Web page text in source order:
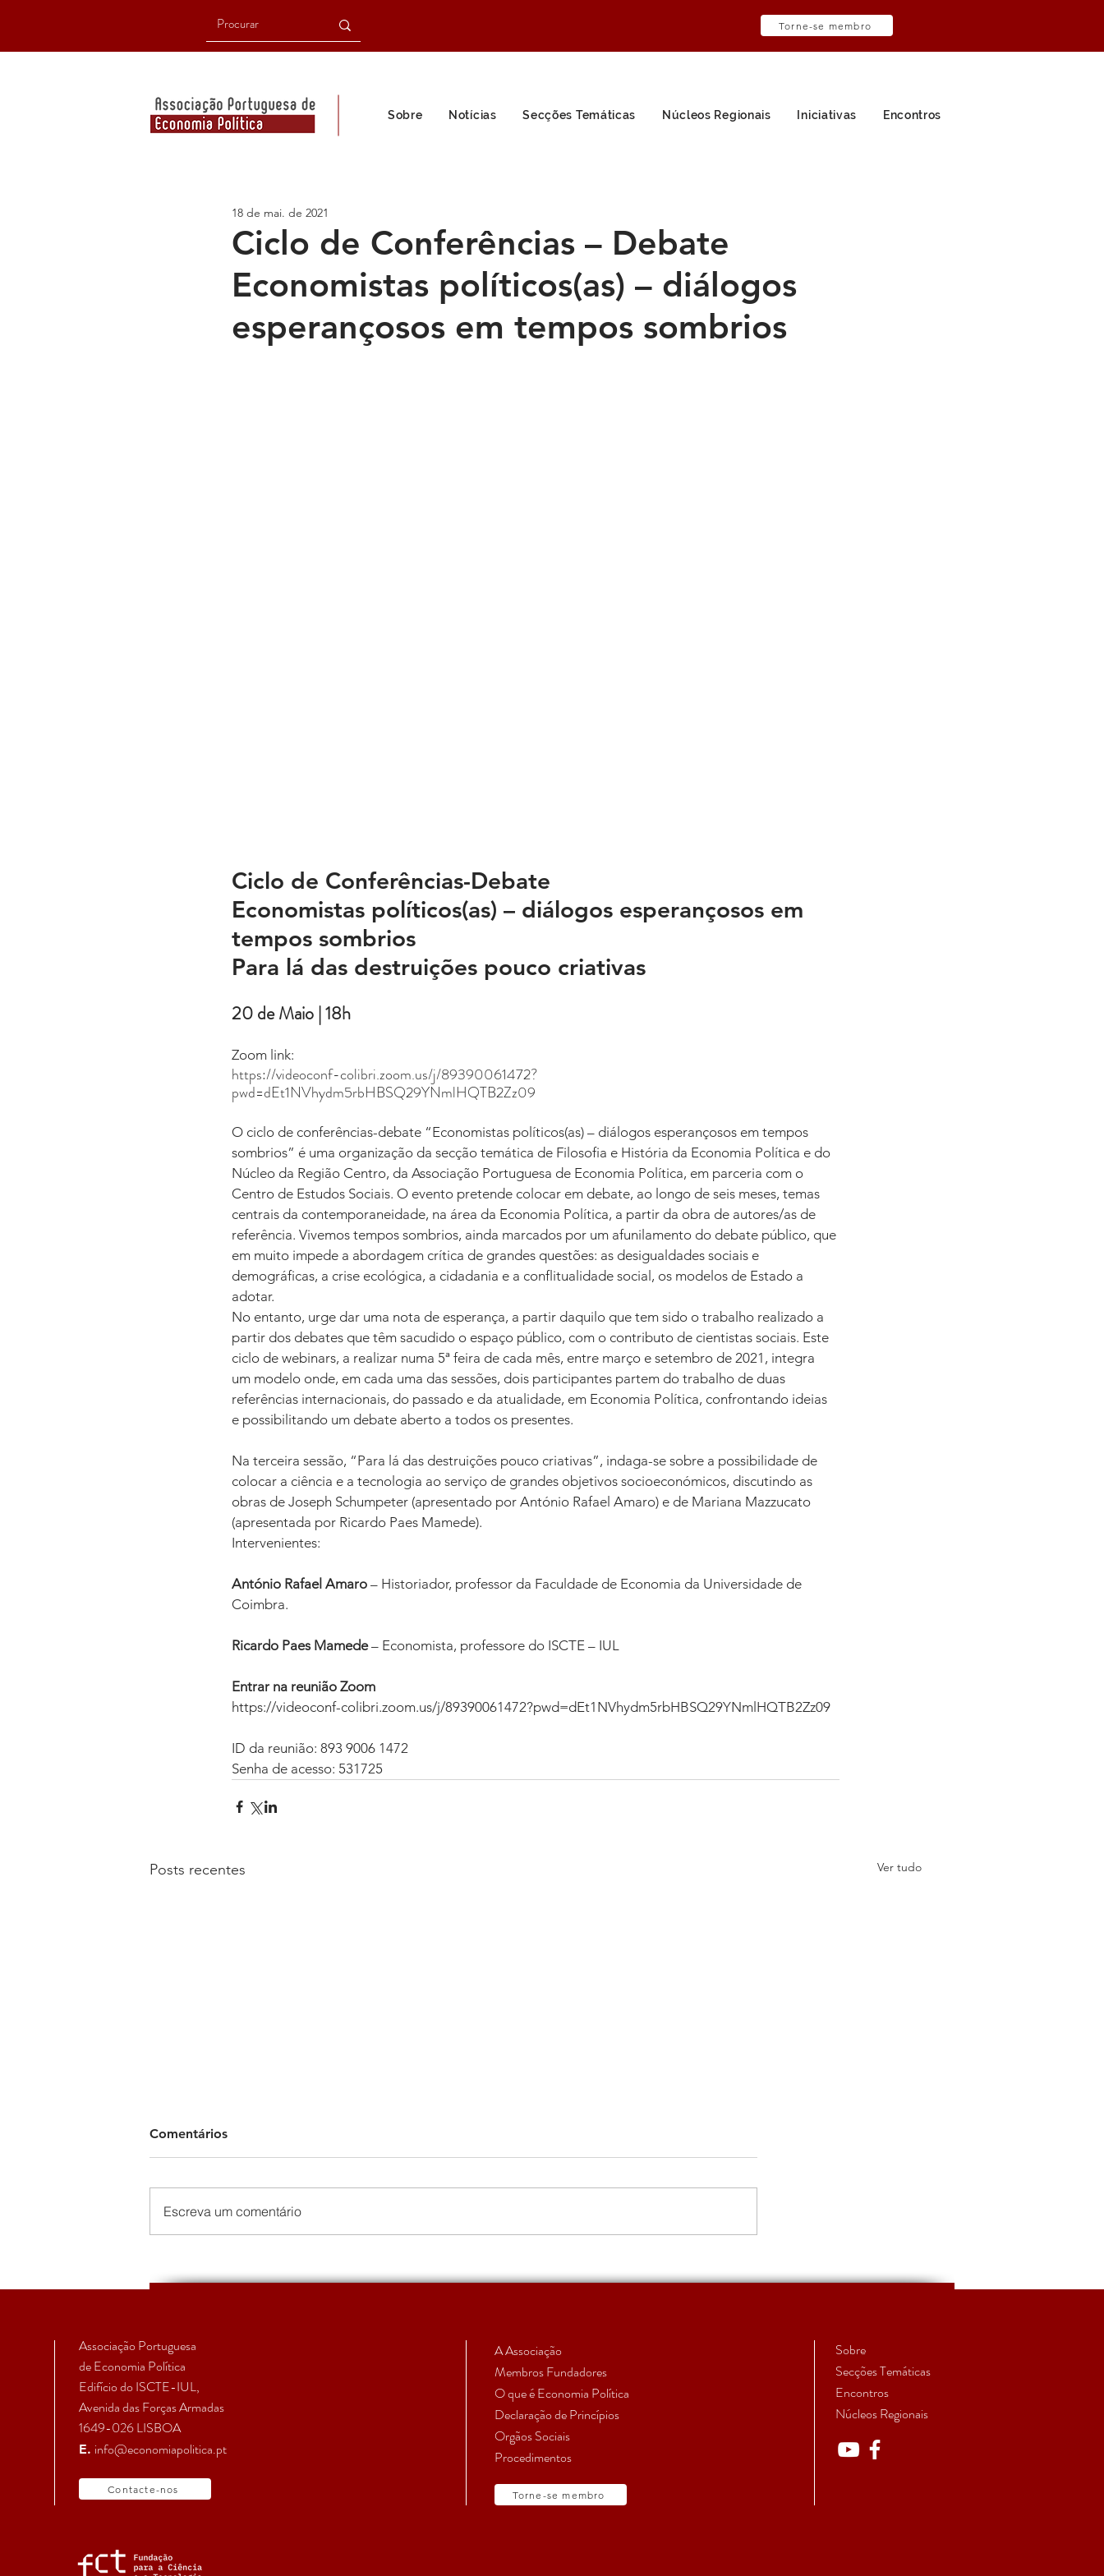
Torne-se membro
Sobre Notícias Secções Temáticas Núcleos Regionais Iniciativas Encontros
Ciclo de Conferências – Debate
Economistas políticos(as) – diálogos
esperançosos em tempos sombrios
18 de mai. de 2021
Ciclo de Conferências-Debate
Economistas políticos(as) – diálogos esperançosos em
tempos sombrios
Para lá das destruições pouco criativas
20 de Maio | 18h
Zoom link:
https://videoconf-colibri.zoom.us/j/89390061472?
pwd=dEt1NVhydm5rbHBSQ29YNmlHQTB2Zz09
O ciclo de conferências-debate “Economistas políticos(as) – diálogos esperançosos em tempos
sombrios” é uma organização da secção temática de Filosofia e História da Economia Política e do
Núcleo da Região Centro, da Associação Portuguesa de Economia Política, em parceria com o
Centro de Estudos Sociais. O evento pretende colocar em debate, ao longo de seis meses, temas
centrais da contemporaneidade, na área da Economia Política, a partir da obra de autores/as de
referência. Vivemos tempos sombrios, ainda marcados por um afunilamento do debate público, que
em muito impede a abordagem crítica de grandes questões: as desigualdades sociais e
demográficas, a crise ecológica, a cidadania e a conflitualidade social, os modelos de Estado a
adotar.
No entanto, urge dar uma nota de esperança, a partir daquilo que tem sido o trabalho realizado a
partir dos debates que têm sacudido o espaço público, com o contributo de cientistas sociais. Este
ciclo de webinars, a realizar numa 5ª feira de cada mês, entre março e setembro de 2021, integra
um modelo onde, em cada uma das sessões, dois participantes partem do trabalho de duas
referências internacionais, do passado e da atualidade, em Economia Política, confrontando ideias
e possibilitando um debate aberto a todos os presentes.
Na terceira sessão, “Para lá das destruições pouco criativas”, indaga-se sobre a possibilidade de
colocar a ciência e a tecnologia ao serviço de grandes objetivos socioeconómicos, discutindo as
obras de Joseph Schumpeter (apresentado por António Rafael Amaro) e de Mariana Mazzucato
(apresentada por Ricardo Paes Mamede).
Intervenientes:
António Rafael Amaro – Historiador, professor da Faculdade de Economia da Universidade de
Coimbra.
Ricardo Paes Mamede – Economista, professore do ISCTE – IUL
Entrar na reunião Zoom
https://videoconf-colibri.zoom.us/j/89390061472?pwd=dEt1NVhydm5rbHBSQ29YNmlHQTB2Zz09
ID da reunião: 893 9006 1472
Senha de acesso: 531725
Posts recentes Ver tudo
European Peripheries
Política da Universidade de
de comunicações para o
Comentários
Escreva um comentário
Associação Portuguesa
de Economia Política
Edifício do ISCTE-IUL,
Avenida das Forças Armadas
1649-026 LISBOA
E. info@economiapolitica.pt
Contacte-nos
A Associação
Membros Fundadores
O que é Economia Política
Declaração de Princípios
Orgãos Sociais
Procedimentos
Torne-se membro
Sobre
Secções Temáticas
Encontros
Núcleos Regionais